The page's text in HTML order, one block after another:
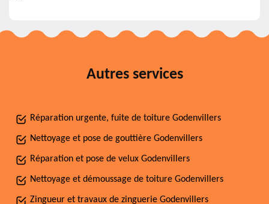
Autres services
Réparation urgente, fuite de toiture Godenvillers
Nettoyage et pose de gouttière Godenvillers
Réparation et pose de velux Godenvillers
Nettoyage et démoussage de toiture Godenvillers
Zingueur et travaux de zinguerie Godenvillers